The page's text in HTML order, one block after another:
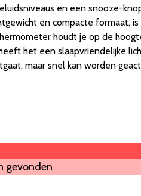
en een snooze-
en compacte formaat,
houdt je op de
het een slaapvriendelijke
maar snel kan worden
gevonden